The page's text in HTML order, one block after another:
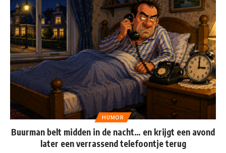
HUMOR
Buurman belt midden in de nacht… en krijgt een avond
later een verrassend telefoontje terug